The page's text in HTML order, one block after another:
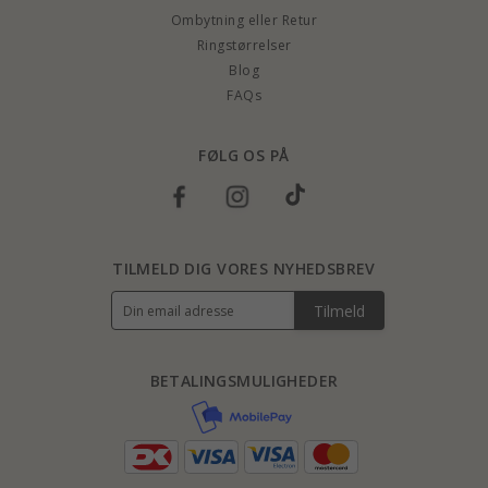
Ombytning eller Retur
Ringstørrelser
Blog
FAQs
FØLG OS PÅ
BETALINGSMULIGHEDER
TILMELD DIG VORES NYHEDSBREV
Tilmeld